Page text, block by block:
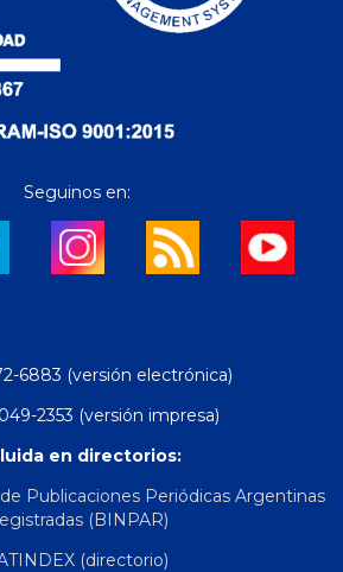
Seguinos en:
6883 (versión electrónica)
2353 (versión impresa)
en directorios:
Publicaciones Periódicas Argentinas
(BINPAR)
(directorio)